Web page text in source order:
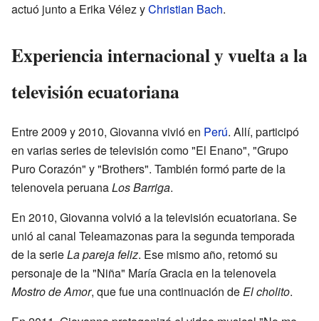
actuó junto a Erika Vélez yChristian Bach.
Experiencia internacional y vuelta a la
televisión ecuatoriana
Entre 2009 y 2010, Giovanna vivió en Perú. Allí, participó
en varias series de televisión como "El Enano", "Grupo
Puro Corazón" y "Brothers". También formó parte de la
telenovela peruanaLos Barriga.
En 2010, Giovanna volvió a la televisión ecuatoriana. Se
unió al canal Teleamazonas para la segunda temporada
de la serieLa pareja feliz. Ese mismo año, retomó su
personaje de la "Niña" María Gracia en la telenovela
Mostro de Amor, que fue una continuación deEl cholito.